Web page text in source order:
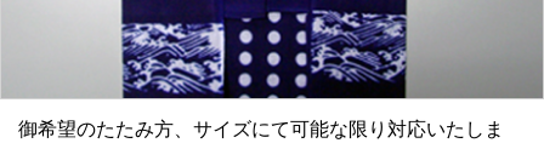
御希望のたたみ方、サイズにて可能な限り対応いたしま